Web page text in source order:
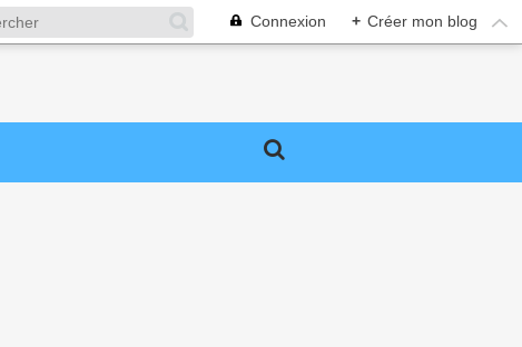
Connexion + Créer mon blog